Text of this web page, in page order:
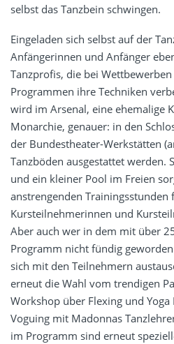
selbst das Tanzbein schwingen.
Eingeladen sich selbst auf der
Anfängerinnen und Anfänger
Tanzprofis, die bei
Programmen ihre Techniken
wird im Arsenal, eine ehemalige
Monarchie, genauer: in den
der Bundestheater-Werkstätten
Tanzböden ausgestattet werden.
und ein kleiner Pool im Freien
anstrengenden Trainingsstunden
Kursteilnehmerinnen und
Aber auch wer in dem mit über
Programm nicht fündig
sich mit den Teilnehmern
erneut die Wahl vom trendigen
Workshop über Flexing und
Voguing mit Madonnas
im Programm sind erneut